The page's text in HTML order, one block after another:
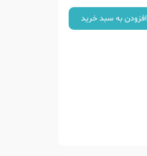
افزودن به سبد خرید